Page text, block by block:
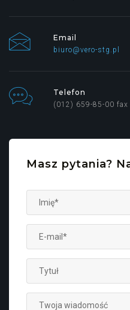
Email
biuro@vero-stg.pl
Telefon
(012) 659-85-00
Masz pytania?